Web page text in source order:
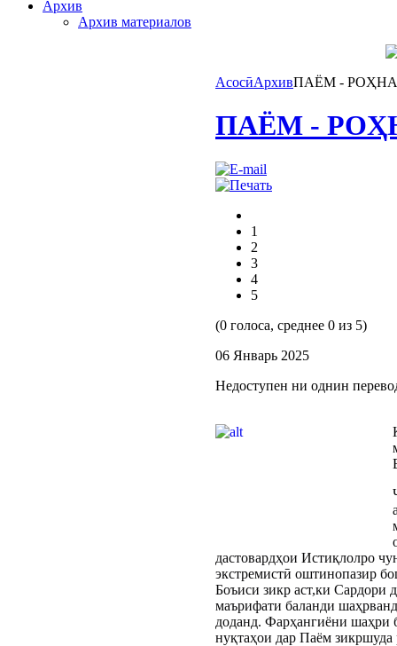
Архив
Архив материалов
АсосӣАрхивПАЁМ -
ПАЁМ -
1
2
3
4
5
(0 голоса, среднее 0 из 5)
06 Январь 2025
Недоступен ни однин
дастовардҳои Истиқлолро
экстремистӣ оштинопазир
Боъиси зикр аст,ки Сардори
маърифати баланди
доданд. Фарҳангиёни шаҳри
нуқтаҳои дар Паём зикршуда